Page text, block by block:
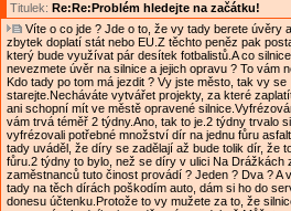
Titulek: Re:Re:Problém hledejte na začátku!
Víte o co jde ? Jde o to, že vy tady berete úvěry
zbytek doplatí stát nebo EU.Z těchto peněz pak
který bude využívat pár desítek fotbalistů.A co
nevezmete úvěr na silnice a jejich opravu ? To vám
Kdo tady po tom má jezdit ? Vy jste město, tak vy se
starejte.Necháváte vytvářet projekty, za které
ani schopní mít ve městě opravené
vám trvá téměř 2 týdny.Ano, tak to je.2 týdny trvalo
vyfrézovali potřebné množství dír na jednu fůru
tady uváděl, že díry se zadělají až bude tolik dír, že
fůru.2 týdny to bylo, než se díry v ulici Na Drážkách
zaměstnanců tuto činost provádí ? Jeden ? Dva ? A
tady na těch dírách poškodím auto, dám si ho do
donesu účtenku.Protože to vy mužete za to, že